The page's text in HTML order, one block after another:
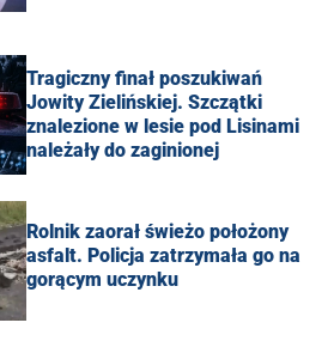
Tragiczny finał poszukiwań
Jowity Zielińskiej. Szczątki
znalezione w lesie pod Lisinami
należały do zaginionej
Rolnik zaorał świeżo położony
asfalt. Policja zatrzymała go na
gorącym uczynku